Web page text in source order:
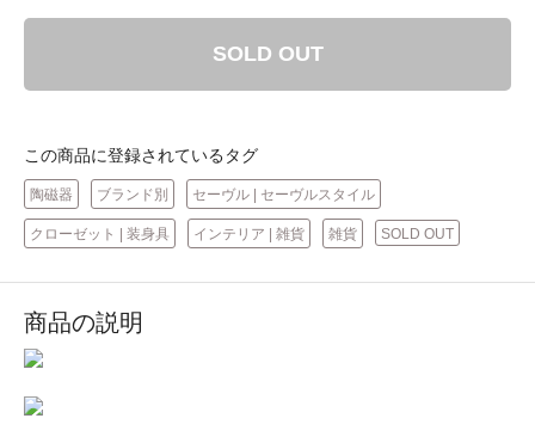
SOLD OUT
この商品に登録されているタグ
陶磁器 ブランド別 セーヴル | セーヴルスタイル
クローゼット | 装身具 インテリア | 雑貨 雑貨 SOLD OUT
商品の説明